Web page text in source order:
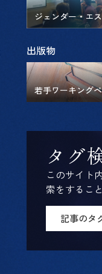
ジェンダー・エ
出版物
若手ワーキング
タグ
このサイト
索をするこ
記事のタ